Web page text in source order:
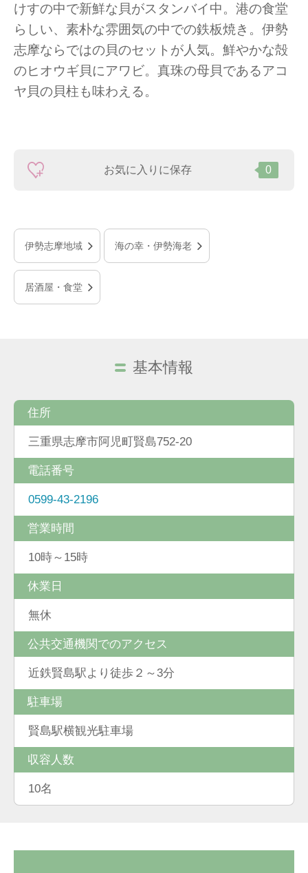
けすの中で新鮮な貝がスタンバイ中。港の食堂
らしい、素朴な雰囲気の中での鉄板焼き。伊勢
志摩ならではの貝のセットが人気。鮮やかな殻
のヒオウギ貝にアワビ。真珠の母貝であるアコ
ヤ貝の貝柱も味わえる。
お気に入りに保存 0
伊勢志摩地域 海の幸・伊勢海老
居酒屋・食堂
基本情報
住所
三重県志摩市阿児町賢島752-20
電話番号
0599-43-2196
営業時間
10時～15時
休業日
無休
公共交通機関でのアクセス
近鉄賢島駅より徒歩２～3分
駐車場
賢島駅横観光駐車場
収容人数
10名